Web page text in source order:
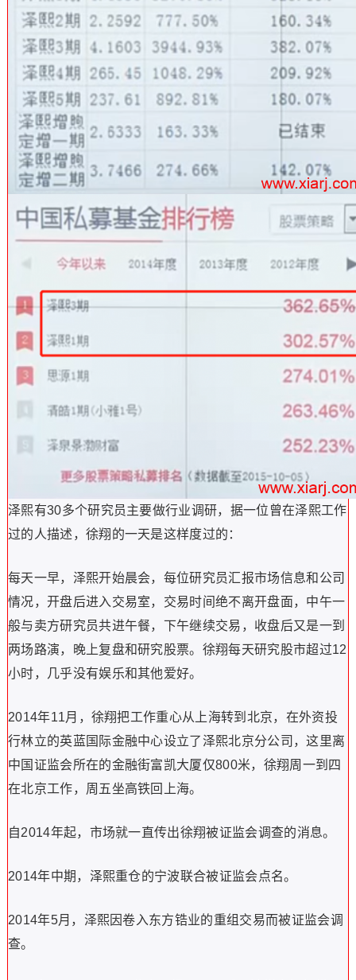
泽熙有30多个研究员主要做行业调研，据一位曾在泽熙工作
过的人描述，徐翔的一天是这样度过的：
每天一早，泽熙开始晨会，每位研究员汇报市场信息和公司
情况，开盘后进入交易室，交易时间绝不离开盘面，中午一
般与卖方研究员共进午餐，下午继续交易，收盘后又是一到
两场路演，晚上复盘和研究股票。徐翔每天研究股市超过12
小时，几乎没有娱乐和其他爱好。
2014年11月，徐翔把工作重心从上海转到北京，在外资投
行林立的英蓝国际金融中心设立了泽熙北京分公司，这里离
中国证监会所在的金融街富凯大厦仅800米，徐翔周一到四
在北京工作，周五坐高铁回上海。
自2014年起，市场就一直传出徐翔被证监会调查的消息。
2014年中期，泽熙重仓的宁波联合被证监会点名。
2014年5月，泽熙因卷入东方锆业的重组交易而被证监会调
查。